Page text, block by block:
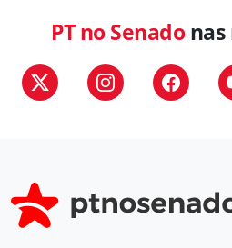
PT no Senadonas